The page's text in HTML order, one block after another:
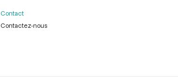
Contact
Contactez-nous